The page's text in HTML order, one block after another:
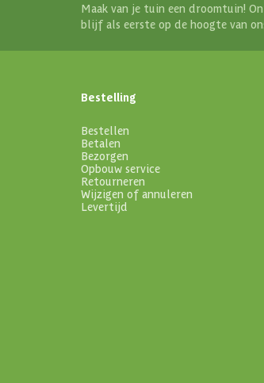
Maak van je tuin een droomtuin!
blijf als eerste op de hoogte van
Bestelling
Bestellen
Betalen
Bezorgen
Opbouw service
Retourneren
Wijzigen of annuleren
Levertijd